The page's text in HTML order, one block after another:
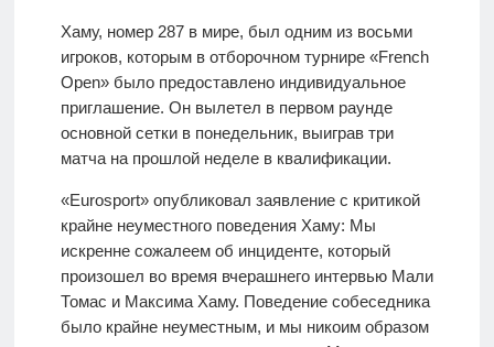
Хаму, номер 287 в мире, был одним из восьми
игроков, которым в отборочном турнире «French
Open» было предоставлено индивидуальное
приглашение. Он вылетел в первом раунде
основной сетки в понедельник, выиграв три
матча на прошлой неделе в квалификации.
«Eurosport» опубликовал заявление с критикой
крайне неуместного поведения Хаму: Мы
искренне сожалеем об инциденте, который
произошел во время вчерашнего интервью Мали
Томас и Максима Хаму. Поведение собеседника
было крайне неуместным, и мы никоим образом